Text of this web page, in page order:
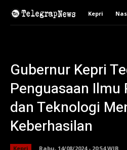
Kepri
Gubernur Kepri
Penguasaan Ilmu
dan Teknologi
Keberhasilan
Kepri Rabu, 14/08/2024 - 20:54 WIB